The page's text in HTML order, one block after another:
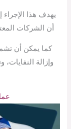
يهدف هذا
أن الشركات
كما يمكن أن
وإزالة